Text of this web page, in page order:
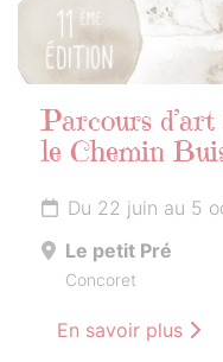
Parcours
le Chemin
Du 22 juin au 5
Le petit Pré
Concoret
En savoir plus